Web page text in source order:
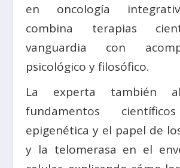
en oncología
combina terapias
vanguardia con
psicológico y filosófico.
La experta también
fundamentos
epigenética y el papel de
y la telomerasa en el